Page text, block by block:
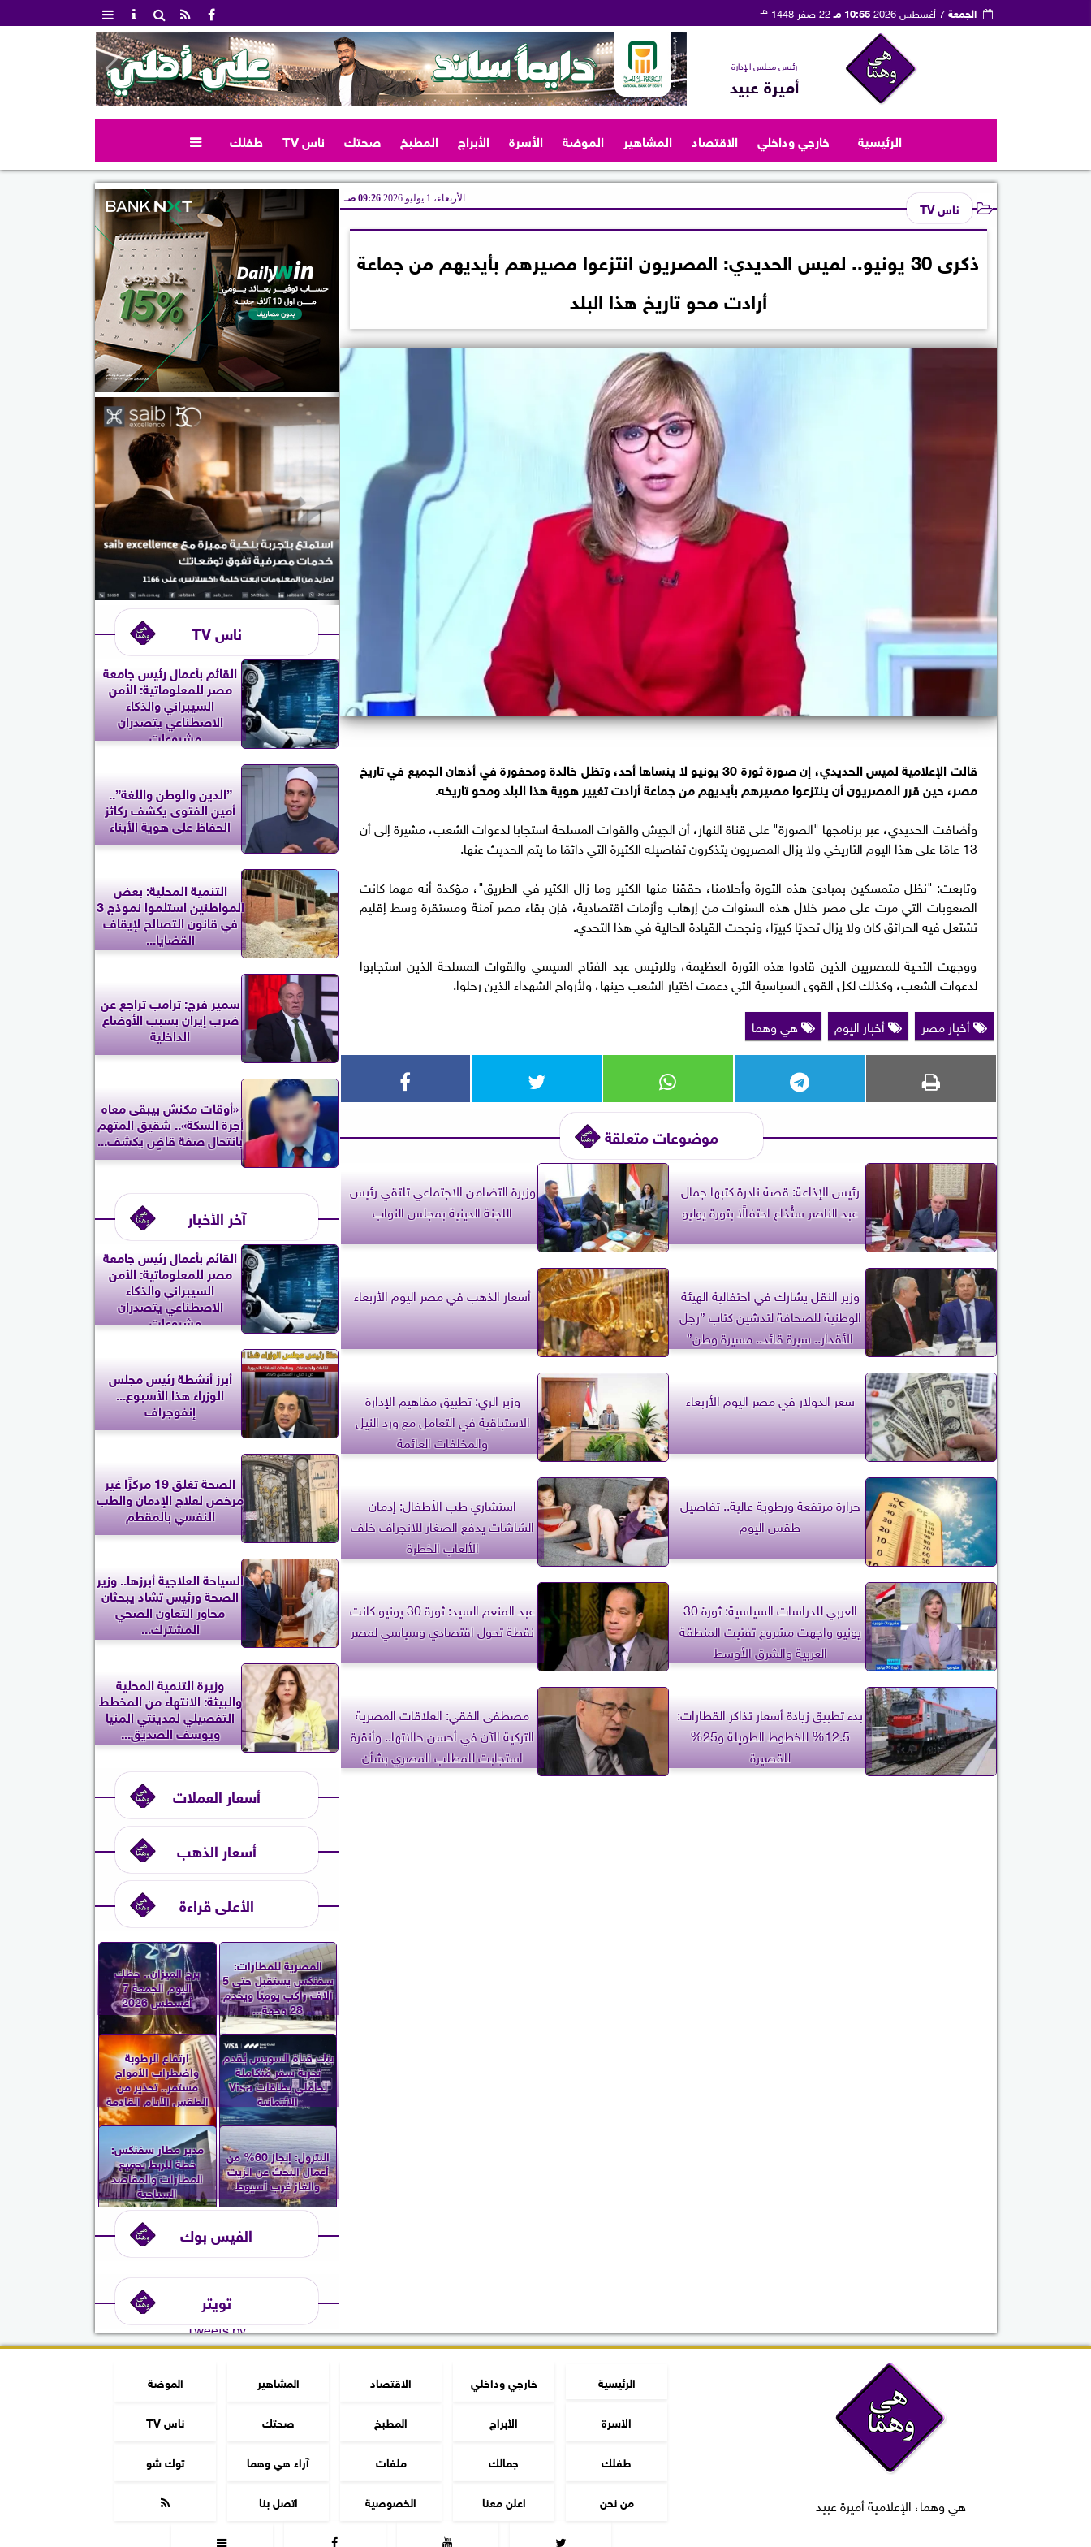
الجمعة7 أغسطس 2026 10:55 مـ 22 صفر 1448 هـ
رئيس مجلس الإدارة
أميرة عبيد
الرئيسية خارجي وداخلي الاقتصاد المشاهير الموضة الأسرة الأبراج المطبخ صحتك ناس TV طفلك 
ناس TV الأربعاء، 1 يوليو 2026 09:26 صـ
ذكرى 30 يونيو.. لميس الحديدي: المصريون انتزعوا مصيرهم بأيديهم من جماعة
أرادت محو تاريخ هذا البلد
قالت الإعلامية لميس الحديدي، إن صورة ثورة 30 يونيو لا ينساها أحد، وتظل خالدة ومحفورة في أذهان الجميع في تاريخ
مصر، حين قرر المصريون أن ينتزعوا مصيرهم بأيديهم من جماعة أرادت تغيير هوية هذا البلد ومحو تاريخه.
وأضافت الحديدي، عبر برنامجها "الصورة" على قناة النهار، أن الجيش والقوات المسلحة استجابا لدعوات الشعب، مشيرة إلى أن
13 عامًا على هذا اليوم التاريخي ولا يزال المصريون يتذكرون تفاصيله الكثيرة التي دائمًا ما يتم الحديث عنها.
وتابعت: "نظل متمسكين بمبادئ هذه الثورة وأحلامنا، حققنا منها الكثير وما زال الكثير في الطريق"، مؤكدة أنه مهما كانت
الصعوبات التي مرت على مصر خلال هذه السنوات من إرهاب وأزمات اقتصادية، فإن بقاء مصر آمنة ومستقرة وسط إقليم
تشتعل فيه الحرائق كان ولا يزال تحديًا كبيرًا، ونجحت القيادة الحالية في هذا التحدي.
ووجهت التحية للمصريين الذين قادوا هذه الثورة العظيمة، وللرئيس عبد الفتاح السيسي والقوات المسلحة الذين استجابوا
لدعوات الشعب، وكذلك لكل القوى السياسية التي دعمت اختيار الشعب حينها، ولأرواح الشهداء الذين رحلوا.
أخبار مصر
أخبار اليوم هي وهما
موضوعات متعلقة
رئيس الإذاعة: قصة نادرة كتبها جمال
عبد الناصر ستُذاع احتفالًا بثورة يوليو
وزيرة التضامن الاجتماعي تلتقي رئيس
اللجنة الدينية بمجلس النواب
وزير النقل يشارك في احتفالية الهيئة
الوطنية للصحافة لتدشين كتاب ”رجل
الأقدار.. سيرة قائد.. مسيرة وطن”
أسعار الذهب في مصر اليوم الأربعاء
سعر الدولار في مصر اليوم الأربعاء
وزير الري: تطبيق مفاهيم الإدارة
الاستباقية في التعامل مع ورد النيل
والمخلفات العائمة
حرارة مرتفعة ورطوبة عالية.. تفاصيل
طقس اليوم
استشاري طب الأطفال: إدمان
الشاشات يدفع الصغار للانجراف خلف
الألعاب الخطرة
العربي للدراسات السياسية: ثورة 30
يونيو واجهت مشروع تفتيت المنطقة
العربية والشرق الأوسط
عبد المنعم السيد: ثورة 30 يونيو كانت
نقطة تحول اقتصادي وسياسي لمصر
بدء تطبيق زيادة أسعار تذاكر القطارات:
12.5% للخطوط الطويلة و25%
للقصيرة
مصطفى الفقي: العلاقات المصرية
التركية الآن في أحسن حالاتها.. وأنقرة
استجابت للمطلب المصري بشأن
ناس TV
القائم بأعمال رئيس جامعة
مصر للمعلوماتية: الأمن
السيبراني والذكاء
الاصطناعي يتصدران
مشروعات...
”الدين والوطن واللغة”..
أمين الفتوى يكشف ركائز
الحفاظ على هوية الأبناء
التنمية المحلية: بعض
المواطنين استلموا نموذج 3
في قانون التصالح لإيقاف
القضايا...
سمير فرج: ترامب تراجع عن
ضرب إيران بسبب الأوضاع
الداخلية
«أوقات مكنش بيبقى معاه
أجرة السكة».. شقيق المتهم
بانتحال صفة قاضٍ يكشف...
آخر الأخبار
القائم بأعمال رئيس جامعة
مصر للمعلوماتية: الأمن
السيبراني والذكاء
الاصطناعي يتصدران
مشروعات...
أبرز أنشطة رئيس مجلس
الوزراء هذا الأسبوع...
إنفوجراف
الصحة تغلق 19 مركزًا غير
مرخص لعلاج الإدمان والطب
النفسي بالمقطم
السياحة العلاجية أبرزها.. وزير
الصحة ورئيس تشاد يبحثان
محاور التعاون الصحي
المشترك...
وزيرة التنمية المحلية
والبيئة: الانتهاء من المخطط
التفصيلي لمدينتي المنيا
ويوسف الصديق...
أسعار العملات
أسعار الذهب
الأعلى قراءة
المصرية للمطارات:
سفنكس يستقبل حتى 5
آلاف راكب يوميًا ويخدم
28 وجهة...
برج الميزان.. حظك
اليوم الجمعة 7
أغسطس 2026
بنك قناة السويس يُقدم
تجربة سفر مُتكاملة
لحاملي بطاقات Visa
الائتمانية
ارتفاع الرطوبة
واضطراب الأمواج
مستمر.. تحذير من
الطقس الأيام القادمة
البترول: إنجاز 60% من
أعمال البحث عن الزيت
والغاز غرب أسيوط
مدير مطار سفنكس:
خطة للربط بجميع
المطارات والمقاصد
السياحية
الفيس بوك
تويتر
Tweets by
هي وهما، الإعلامية أميرة عبيد
الرئيسية خارجي وداخلي الاقتصاد المشاهير
الموضة
الأسرة
الأبراج المطبخ صحتك
ناس TV
طفلك
جمالك ملفات آراء هي وهما
توك شو
من نحن
اعلن معنا الخصوصية اتصل بنا




